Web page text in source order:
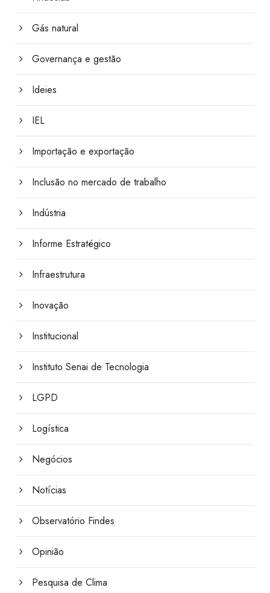
Gás natural
Governança e gestão
Ideies
IEL
Importação e exportação
Inclusão no mercado de trabalho
Indústria
Informe Estratégico
Infraestrutura
Inovação
Institucional
Instituto Senai de Tecnologia
LGPD
Logística
Negócios
Notícias
Observatório Findes
Opinião
Pesquisa de Clima